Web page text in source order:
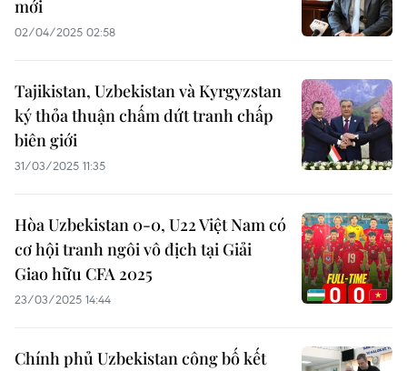
mới
02/04/2025 02:58
Tajikistan, Uzbekistan và Kyrgyzstan
ký thỏa thuận chấm dứt tranh chấp
biên giới
31/03/2025 11:35
Hòa Uzbekistan 0-0, U22 Việt Nam có
cơ hội tranh ngôi vô địch tại Giải
Giao hữu CFA 2025
23/03/2025 14:44
Chính phủ Uzbekistan công bố kết